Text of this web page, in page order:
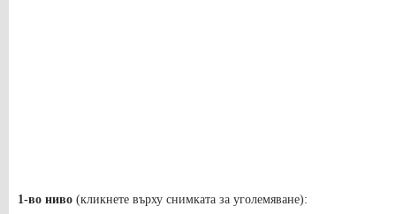
1-во ниво (кликнете върху снимката за уголемяване):